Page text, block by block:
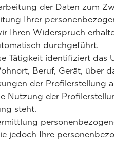
der Daten zum
Ihrer
Ihren Widerspruch
durchgeführt.
Tätigkeit identifiziert das
Beruf, Gerät, über
der Profilerstellung
Nutzung der
steht.
jedoch Ihre